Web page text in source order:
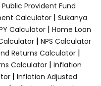
Public Provident Fund
Calculator| Sukanya
Calculator| Home Loan
| NPS Calculator
Returns Calculator |
Calculator| Inflation
| Inflation Adjusted